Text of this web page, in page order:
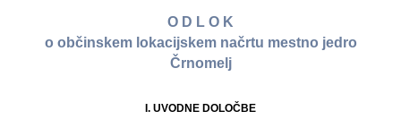
O D L O K
o občinskem lokacijskem načrtu mestno jedro
Črnomelj
I. UVODNE DOLOČBE